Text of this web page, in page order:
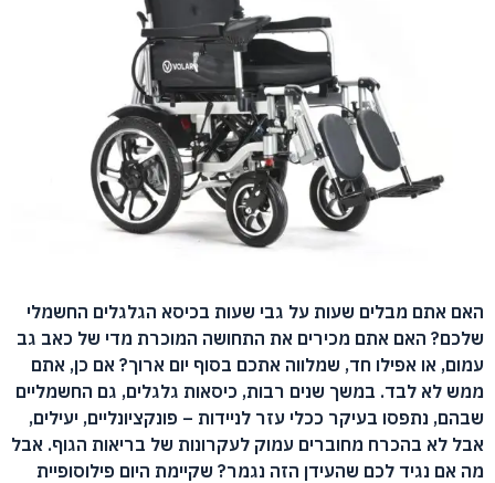
האם אתם מבלים שעות על גבי שעות בכיסא הגלגלים החשמלי
שלכם? האם אתם מכירים את התחושה המוכרת מדי של כאב גב
עמום, או אפילו חד, שמלווה אתכם בסוף יום ארוך? אם כן, אתם
ממש לא לבד. במשך שנים רבות, כיסאות גלגלים, גם החשמליים
שבהם, נתפסו בעיקר ככלי עזר לניידות – פונקציונליים, יעילים,
אבל לא בהכרח מחוברים עמוק לעקרונות של בריאות הגוף. אבל
מה אם נגיד לכם שהעידן הזה נגמר? שקיימת היום פילוסופיית